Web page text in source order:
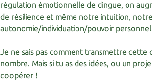
régulation émotionnelle de dingue, on
de résilience et même notre intuition,
autonomie/individuation/pouvoir personnel.
Je ne sais pas comment transmettre cette
nombre. Mais si tu as des idées, ou un
coopérer !